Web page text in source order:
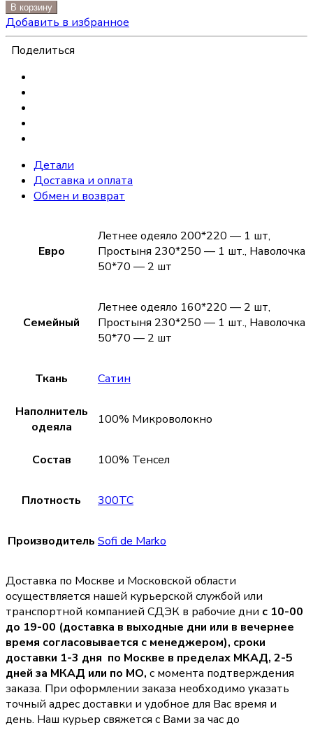
В корзину
Добавить в избранное
Поделиться
Детали
Доставка и оплата
Обмен и возврат
Евро
Летнее одеяло 200*220 — 1 шт,
Простыня 230*250 — 1 шт., Наволочка
50*70 — 2 шт
Семейный
Летнее одеяло 160*220 — 2 шт,
Простыня 230*250 — 1 шт., Наволочка
50*70 — 2 шт
Ткань Сатин
Наполнитель
одеяла
100% Микроволокно
Состав 100% Тенсел
Плотность 300TC
Производитель Sofi de Marko
Доставка по Москве и Московской области
осуществляется нашей курьерской службой или
транспортной компанией СДЭК в рабочие дни с 10-00
до 19-00 (доставка в выходные дни или в вечернее
время согласовывается с менеджером), сроки
доставки 1-3 дня по Москве в пределах МКАД, 2-5
дней за МКАД или по МО, с момента подтверждения
заказа. При оформлении заказа необходимо указать
точный адрес доставки и удобное для Вас время и
день. Наш курьер свяжется с Вами за час до